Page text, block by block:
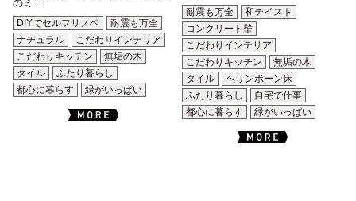
のミ...
DIYでセルフリノベ
耐震も万全
ナチュラル
こだわりインテリア
こだわりキッチン
無垢の木
タイル
ふたり暮らし
都心に暮らす
緑がいっぱい
耐震も万全
和テイスト
コンクリート壁
こだわりインテリア
こだわりキッチン
無垢の木
タイル
ヘリンボーン床
ふたり暮らし
自宅で仕事
都心に暮らす
緑がいっぱい